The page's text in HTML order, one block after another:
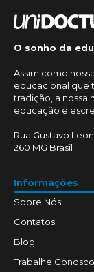
O sonho da
Assim como
educacional que
tradição, a nossa
educação e
Rua Gustavo
260 MG Brasil
Informações
Sobre Nós
Contatos
Blog
Trabalhe Conosco